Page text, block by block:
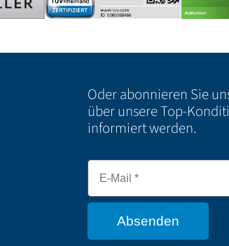
Oder abonnieren Sie
über unsere Top-
informiert werden.